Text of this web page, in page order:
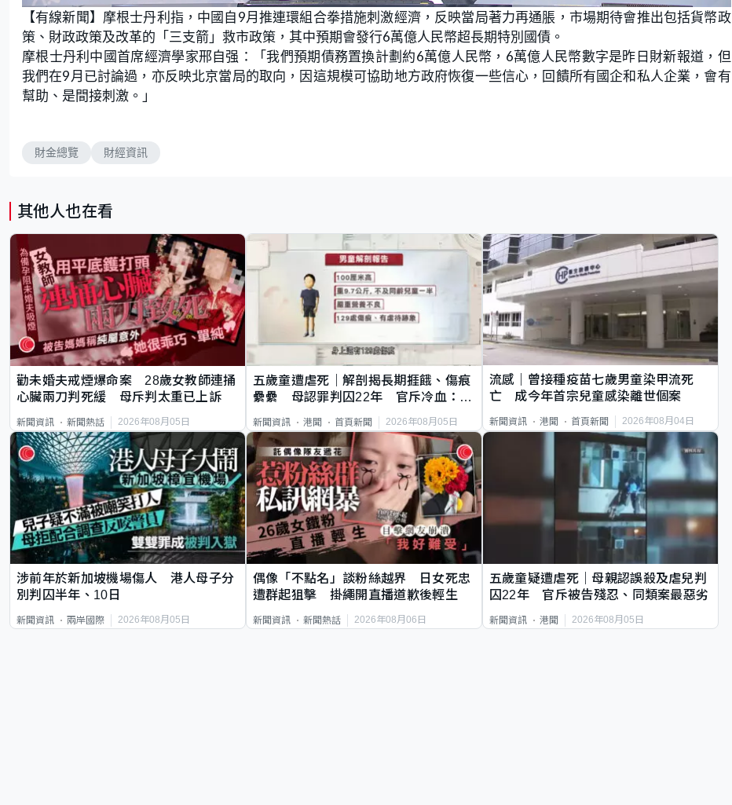
n
m
u
t
e
o
a
d
e
d
:
5
0
.
9
4
【有線新聞】摩根士丹利指，中國自9月推連環組合拳措施刺激經濟，反映當局著力再通脹，市場期待會推出包括貨幣政
策、財政政策及改革的「三支箭」救市政策，其中預期會發行6萬億人民幣超長期特別國債。
摩根士丹利中國首席經濟學家邢自强：「我們預期債務置換計劃約6萬億人民幣，6萬億人民幣數字是昨日財新報道，但
我們在9月已討論過，亦反映北京當局的取向，因這規模可協助地方政府恢復一些信心，回饋所有國企和私人企業，會有
幫助、是間接刺激。」
財金總覽 財經資訊
其他人也在看
勸未婚夫戒煙爆命案 28歲女教師連捅
心臟兩刀判死緩 母斥判太重已上訴
新聞資訊 新聞熱話 2026年08月05日
五歲童遭虐死｜解剖揭長期捱餓、傷痕
纍纍 母認罪判囚22年 官斥冷血：同
新聞資訊 港聞 首頁新聞 2026年08月05日
流感｜曾接種疫苗七歲男童染甲流死
亡 成今年首宗兒童感染離世個案
新聞資訊 港聞 首頁新聞 2026年08月04日
涉前年於新加坡機場傷人 港人母子分
別判囚半年、10日
新聞資訊 兩岸國際 2026年08月05日
偶像「不點名」談粉絲越界 日女死忠
遭群起狙擊 掛繩開直播道歉後輕生
新聞資訊 新聞熱話 2026年08月06日
五歲童疑遭虐死｜母親認誤殺及虐兒判
囚22年 官斥被告殘忍、同類案最惡劣
新聞資訊 港聞 2026年08月05日